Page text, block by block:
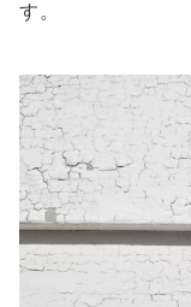
す。